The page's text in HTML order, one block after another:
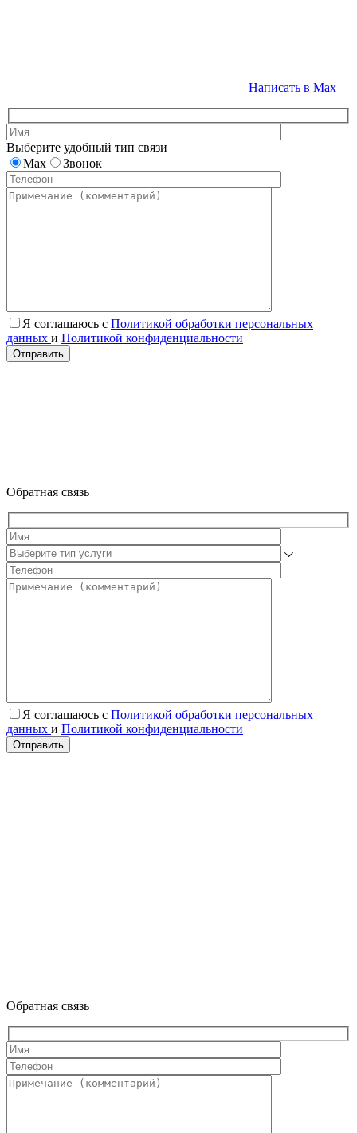
Написать в Max
Выберите удобный тип связи
Max
Звонок
Я соглашаюсь с Политикой обработки персональных
данных и Политикой конфиденциальности
Отправить
Обратная связь
Я соглашаюсь с Политикой обработки персональных
данных и Политикой конфиденциальности
Отправить
Обратная связь